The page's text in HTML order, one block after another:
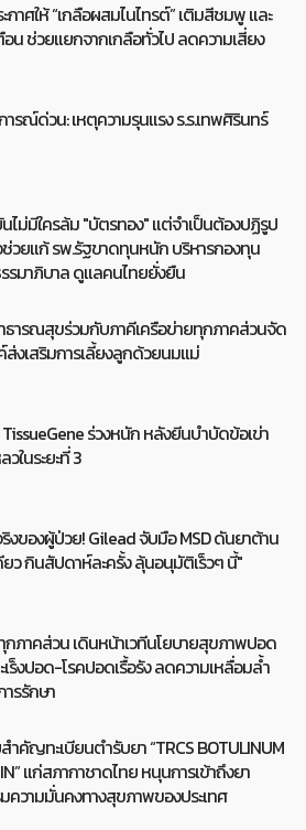
กาศให้ “เกลือผสมไนไทรต์” เติมสีชมพู และ
น ช่วยแยกจากเกลือทั่วไป ลดความเสี่ยง
รณ์ด่วน: เหตุความรุนแรง ร.ร.เทพศิรินทร์
ไม่มีใครล้ม "บัตรทอง" แต่จำเป็นต้องปฏิรูป
ช่วยแก้ รพ.รัฐขาดทุนหนัก บริหารกองทุน
รรมาภิบาล ดูแลคนไทยยั่งยืน
ธารณสุขร่วมกับภาคีเครือข่ายทุกภาคส่วนจัด
งเสริมการเลี้ยงลูกด้วยนมแม่
ร่วงหนัก หลังยีนบำบัดข้อเข่า
วในระยะที่ 3
งของผู้ป่วย! Gilead จับมือ MSD ดันยาต้าน
ยว กินสัปดาห์ละครั้ง ลุ้นอนุมัติเร็วๆ นี้"
กภาคส่วน เดินหน้าเวทีนโยบายสุขภาพปอด
เร็งปอด-โรคปอดเรื้อรัง ลดความเหลื่อมล้ำ
ารรักษา
ำคัญทะเบียนตำรับยา “TRCS BOTULINUM
แก่สภากาชาดไทย หนุนการเข้าถึงยา
มความมั่นคงทางสุขภาพของประเทศ